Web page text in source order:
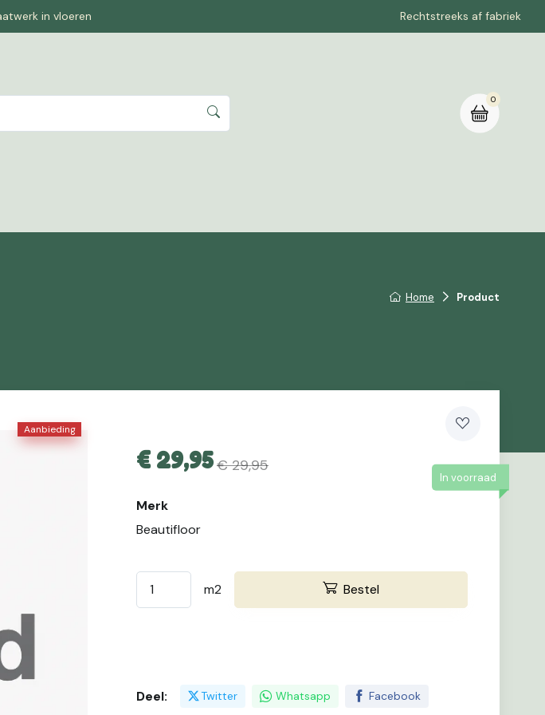
in vloeren Rechtstreeks af fabriek
0
Home Product
Aanbieding
€ 29,95€ 29,95
In voorraad
Merk
Beautifloor
m2 Bestel
Deel: Twitter Whatsapp Facebook